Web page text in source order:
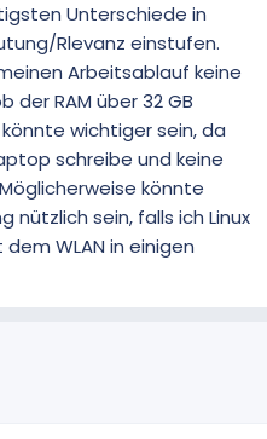
Unterschiede in
Rlevanz einstufen.
Arbeitsablauf keine
der RAM über 32 GB
wichtiger sein, da
schreibe und keine
könnte
nützlich sein, falls ich Linux
WLAN in einigen